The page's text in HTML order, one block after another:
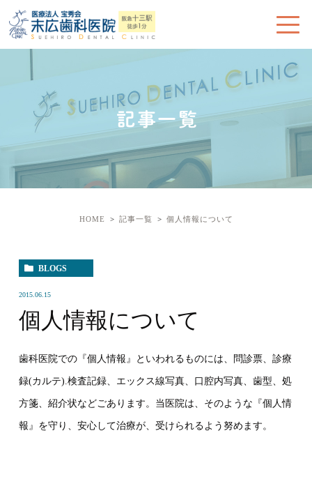
記事一覧
HOME 記事一覧 個人情報について
BLOGS
2015.06.15
個人情報について
歯科医院での『個人情報』といわれるものには、問診票、診療
録(カルテ).検査記録、エックス線写真、口腔内写真、歯型、処
方箋、紹介状などごあります。当医院は、そのような『個人情
報』を守り、安心して治療が、受けられるよう努めます。